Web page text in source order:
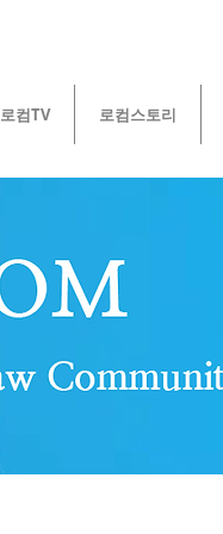
로컴TV 로컴스토리